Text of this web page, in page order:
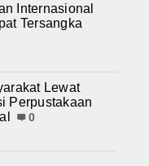
Internasional
Tersangka
Lewat
Perpustakaan
0